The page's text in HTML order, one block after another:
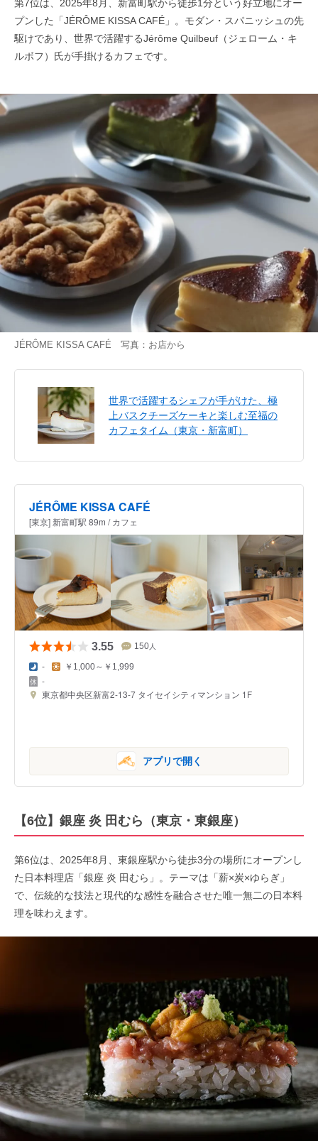
第7位は、2025年8月、新富町駅から徒歩1分という好立地にオー
プンした「JÉRÔME KISSA CAFÉ」。モダン・スパニッシュの先
駆けであり、世界で活躍するJérôme Quilbeuf（ジェローム・キ
ルボフ）氏が手掛けるカフェです。
JÉRÔME KISSA CAFÉ 写真：お店から
世界で活躍するシェフが手がけた、極
上バスクチーズケーキと楽しむ至福の
カフェタイム（東京・新富町）
JÉRÔME KISSA CAFÉ
[東京] 新富町駅 89m / カフェ
3.55 150 人
- ￥1,000～￥1,999
-
東京都中央区新富2-13-7 タイセイシティマンション 1F
アプリで開く
【6位】銀座 炎 田むら（東京・東銀座）
第6位は、2025年8月、東銀座駅から徒歩3分の場所にオープンし
た日本料理店「銀座 炎 田むら」。テーマは「薪×炭×ゆらぎ」
で、伝統的な技法と現代的な感性を融合させた唯一無二の日本料
理を味わえます。